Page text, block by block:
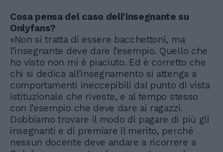
Cosa pensa del caso dell’insegnante su
Onlyfans?
«Non si tratta di essere bacchettoni, ma
l’insegnante deve dare l’esempio. Quello che
ho visto non mi è piaciuto. Ed è corretto che
chi si dedica all’insegnamento si attenga a
comportamenti ineccepibili dal punto di vista
istituzionale che riveste, e al tempo stesso
con l’esempio che deve dare ai ragazzi.
Dobbiamo trovare il modo di pagare di più gli
insegnanti e di premiare il merito, perché
nessun docente deve andare a ricorrere a